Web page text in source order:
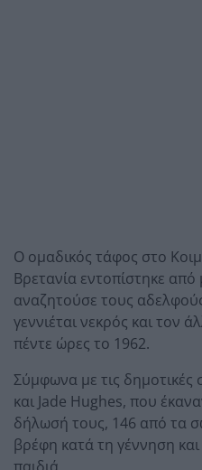
Ο ομαδικός τάφος στο
Βρετανία εντοπίστηκε από
αναζητούσε τους
γεννιέται νεκρός και τον
πέντε ώρες το 1962.
Σύμφωνα με τις
και Jade Hughes, που
δήλωσή τους, 146 από τα
βρέφη κατά τη γέννηση